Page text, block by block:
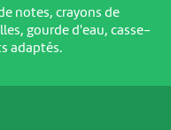
notes, crayons de
gourde d'eau, casse-
adaptés.